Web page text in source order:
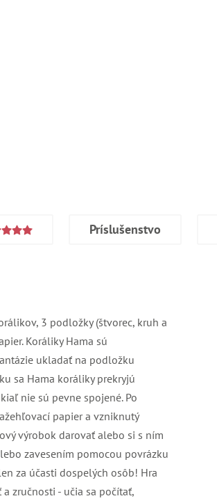
Príslušenstvo
3 podložky (štvorec, kruh a
Koráliky Hama sú
ukladať na podložku
sa Hama koráliky prekryjú
nie sú pevne spojené. Po
papier a vzniknutý
výrobok darovať alebo si s ním
zavesením pomocou povrázku
za účasti dospelých osôb! Hra
zručnosti - učia sa počítať,